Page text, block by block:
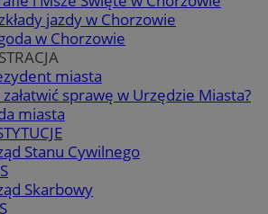
jazdy w Chorzowie
w Chorzowie
miasta
załatwić sprawę w Urzędzie Miasta?
miasta
Stanu Cywilnego
Skarbowy